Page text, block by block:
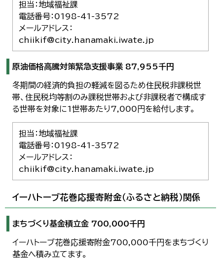
担当：地域福祉課
電話番号：0198-41-3572
メールアドレス：
chiikif@city.hanamaki.iwate.jp
原油価格高騰対策緊急支援事業 87,955千円
冬期間の経済的負担の軽減を図るため住民税非課税世
帯、住民税均等割のみ課税世帯および非課税者で構成す
る世帯を対象に1世帯あたり7,000円を給付します。
担当：地域福祉課
電話番号：0198-41-3572
メールアドレス：
chiikif@city.hanamaki.iwate.jp
イーハトーブ花巻応援寄附金（ふるさと納税）関係
まちづくり基金積立金 700,000千円
イーハトーブ花巻応援寄附金700,000千円をまちづくり
基金へ積み立てます。